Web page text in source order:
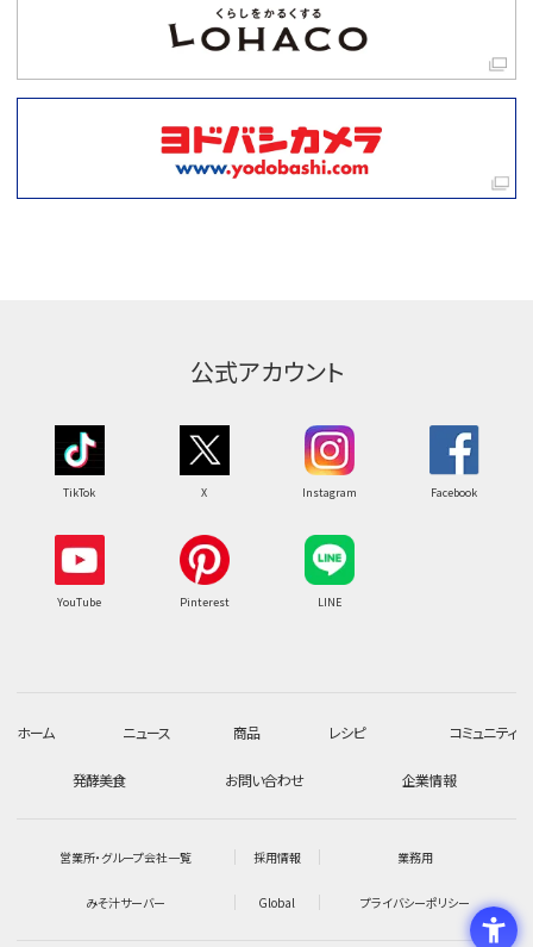
公式アカウント
TikTok X Instagram Facebook
YouTube Pinterest LINE
ホーム ニュース 商品 レシピ コミュニティ
発酵美食 お問い合わせ 企業情報
営業所・グループ会社一覧 採用情報 業務用
みそ汁サーバー Global プライバシーポリシー